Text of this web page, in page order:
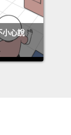
小心說